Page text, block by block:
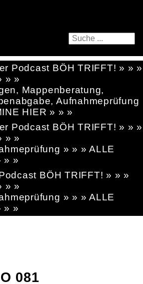
Podcast BÖH TRIFFT! » » »
» »
Mappenberatung,
Aufnahmeprüfung
HIER » » »
Podcast BÖH TRIFFT! » » »
» »
» » » ALLE
» »
BÖH TRIFFT! » » »
» »
» » » ALLE
» »
081